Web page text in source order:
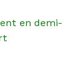
en demi-